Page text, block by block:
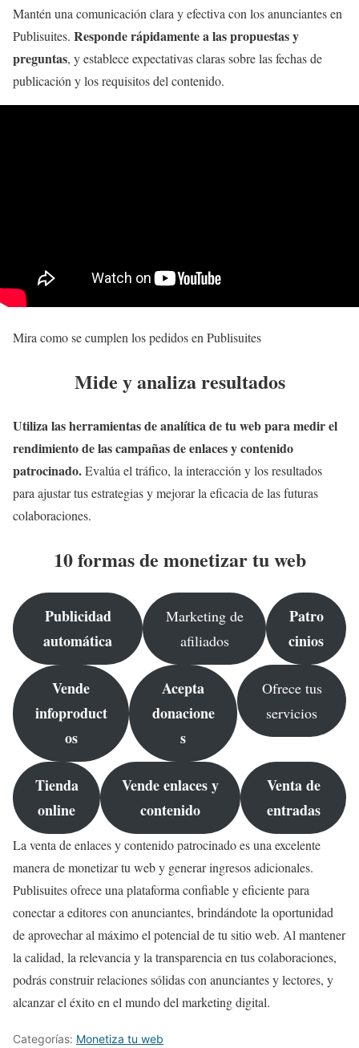
Mantén una comunicación clara y efectiva con los anunciantes en
Publisuites. Responde rápidamente a las propuestas y
preguntas, y establece expectativas claras sobre las fechas de
publicación y los requisitos del contenido.
Mira como se cumplen los pedidos en Publisuites
Mide y analiza resultados
Utiliza las herramientas de analítica de tu web para medir el
rendimiento de las campañas de enlaces y contenido
patrocinado.Evalúa el tráfico, la interacción y los resultados
para ajustar tus estrategias y mejorar la eficacia de las futuras
colaboraciones.
10 formas de monetizar tu web
Publicidad
automática
Marketing de
afiliados
Patro
cinios
Vende
infoproduct
os
Acepta
donacione
s
Ofrece tus
servicios
Tienda
online
Vende enlaces y
contenido
Venta de
entradas
La venta de enlaces y contenido patrocinado es una excelente
manera de monetizar tu web y generar ingresos adicionales.
Publisuites ofrece una plataforma confiable y eficiente para
conectar a editores con anunciantes, brindándote la oportunidad
de aprovechar al máximo el potencial de tu sitio web. Al mantener
la calidad, la relevancia y la transparencia en tus colaboraciones,
podrás construir relaciones sólidas con anunciantes y lectores, y
alcanzar el éxito en el mundo del marketing digital.
Categorías: Monetiza tu web